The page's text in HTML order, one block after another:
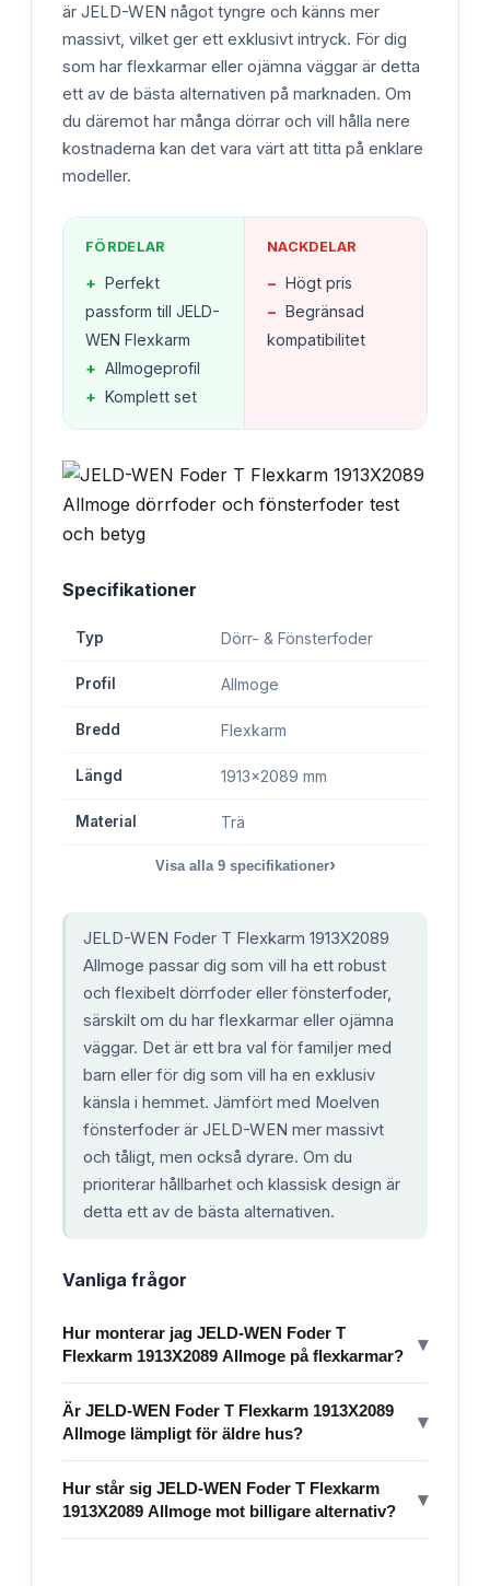
är JELD-WEN något tyngre och känns mer
massivt, vilket ger ett exklusivt intryck. För dig
som har flexkarmar eller ojämna väggar är detta
ett av de bästa alternativen på marknaden. Om
du däremot har många dörrar och vill hålla nere
kostnaderna kan det vara värt att titta på enklare
modeller.
FÖRDELAR
+ Perfekt
passform till JELD-
WEN Flexkarm
+ Allmogeprofil
+ Komplett set
NACKDELAR
− Högt pris
− Begränsad
kompatibilitet
Specifikationer
Typ Dörr- & Fönsterfoder
Profil Allmoge
Bredd Flexkarm
Längd 1913x2089 mm
Material Trä
Visa alla 9specifikationer›
JELD-WEN Foder T Flexkarm 1913X2089
Allmoge passar dig som vill ha ett robust
och flexibelt dörrfoder eller fönsterfoder,
särskilt om du har flexkarmar eller ojämna
väggar. Det är ett bra val för familjer med
barn eller för dig som vill ha en exklusiv
känsla i hemmet. Jämfört med Moelven
fönsterfoder är JELD-WEN mer massivt
och tåligt, men också dyrare. Om du
prioriterar hållbarhet och klassisk design är
detta ett av de bästa alternativen.
Vanliga frågor
Hur monterar jag JELD-WEN Foder T
Flexkarm 1913X2089 Allmoge på flexkarmar?
▾
Är JELD-WEN Foder T Flexkarm 1913X2089
Allmoge lämpligt för äldre hus?
▾
Hur står sig JELD-WEN Foder T Flexkarm
1913X2089 Allmoge mot billigare alternativ?
▾